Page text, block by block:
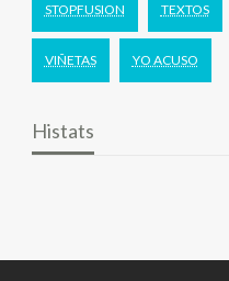
STOPFUSION TEXTOS
VIÑETAS YO ACUSO
Histats